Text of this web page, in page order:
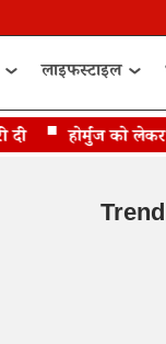
लाइफस्टाइल
होर्मुज को लेकर